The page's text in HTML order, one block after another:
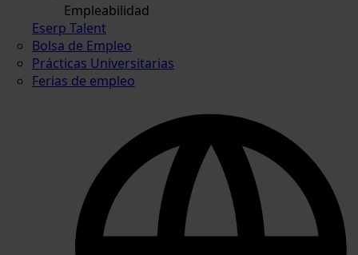
Empleabilidad
Eserp Talent
Bolsa de Empleo
Prácticas Universitarias
Ferias de empleo